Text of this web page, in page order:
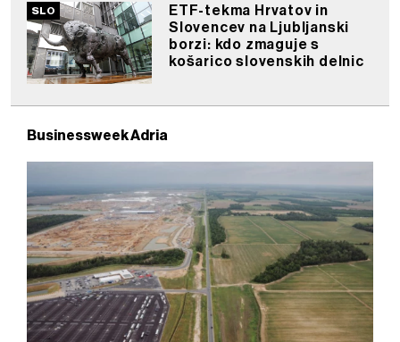
ETF-tekma Hrvatov in
Slovencev na Ljubljanski
borzi: kdo zmaguje s
košarico slovenskih delnic
Businessweek Adria